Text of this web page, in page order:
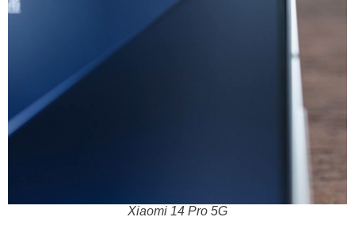
Xiaomi 14 Pro 5G